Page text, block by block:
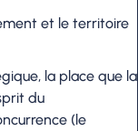
et le territoire
la place que la
du
(le